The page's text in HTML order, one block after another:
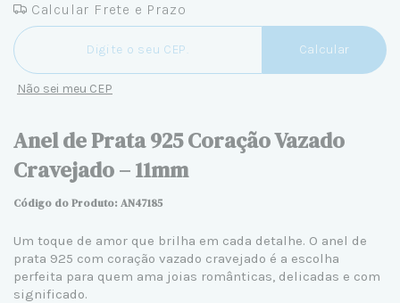
Calcular Frete e Prazo
Entregas para o CEP:
Calcular
Não sei meu CEP
Anel de Prata 925 Coração Vazado
Cravejado – 11mm
Código do Produto: AN47185
Um toque de amor que brilha em cada detalhe. O anel de
prata 925 com coração vazado cravejado é a escolha
perfeita para quem ama joias românticas, delicadas e com
significado.